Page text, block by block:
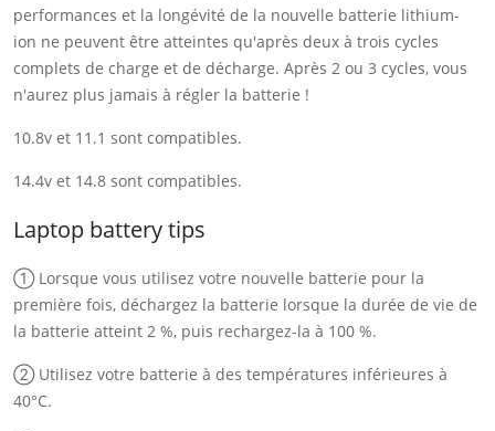
performances et la longévité de la nouvelle batterie lithium-
ion ne peuvent être atteintes qu'après deux à trois cycles
complets de charge et de décharge. Après 2 ou 3 cycles, vous
n'aurez plus jamais à régler la batterie !
10.8v et 11.1 sont compatibles.
14.4v et 14.8 sont compatibles.
Laptop battery tips
① Lorsque vous utilisez votre nouvelle batterie pour la
première fois, déchargez la batterie lorsque la durée de vie de
la batterie atteint 2 %, puis rechargez-la à 100 %.
② Utilisez votre batterie à des températures inférieures à
40°C.